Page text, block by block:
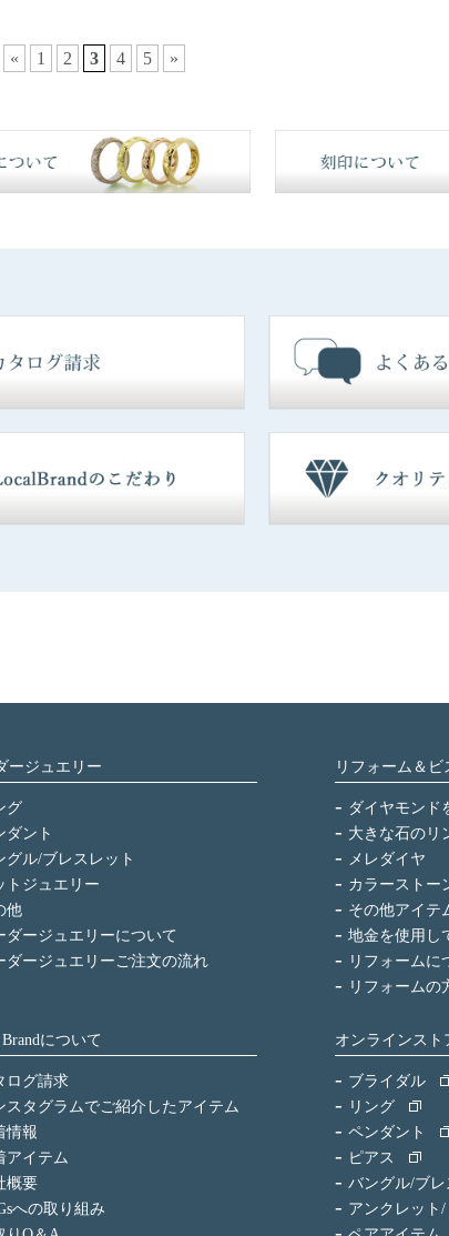
« 1 2 3 4 5 »
ージュエリー
グ
ダント
グル/ブレスレット
トジュエリー
他
ダージュエリーについて
ダージュエリーご注文の流れ
リフォーム＆ビ
ダイヤモンド
大きな石のリ
メレダイヤ
カラーストー
その他アイテ
地金を使用し
リフォームに
リフォームの
について
ログ請求
スタグラムでご紹介したアイテム
情報
アイテム
概要
への取り組み
オンラインスト
ブライダル
リング
ペンダント
ピアス
バングル/ブレ
アンクレット